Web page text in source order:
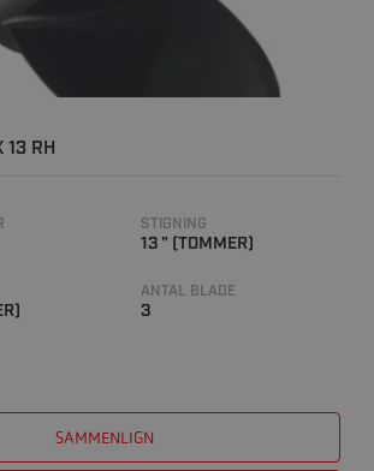
13 RH
STIGNING
13 " (TOMMER)
ANTAL BLADE
3
SAMMENLIGN